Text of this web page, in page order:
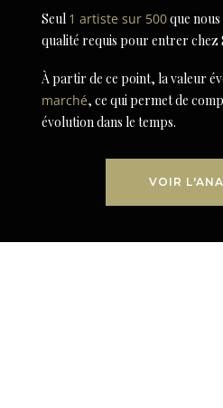
Seul 1 artiste sur 500que
qualité requis pour entrer chez
À partir de ce point, la valeur
marché, ce qui permet de
évolution dans le temps.
VOIR